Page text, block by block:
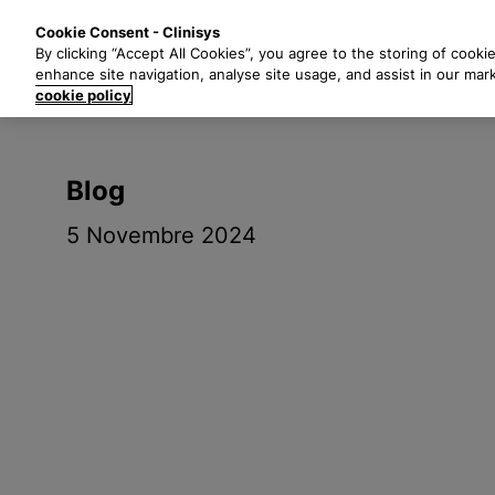
e
Blog
5 Novembre 2024
Cookie Consent - Clinisys
By clicking “Accept All Cookies”, you agree to the storing of
enhance site navigation, analyse site usage, and assist in our
cookie policy